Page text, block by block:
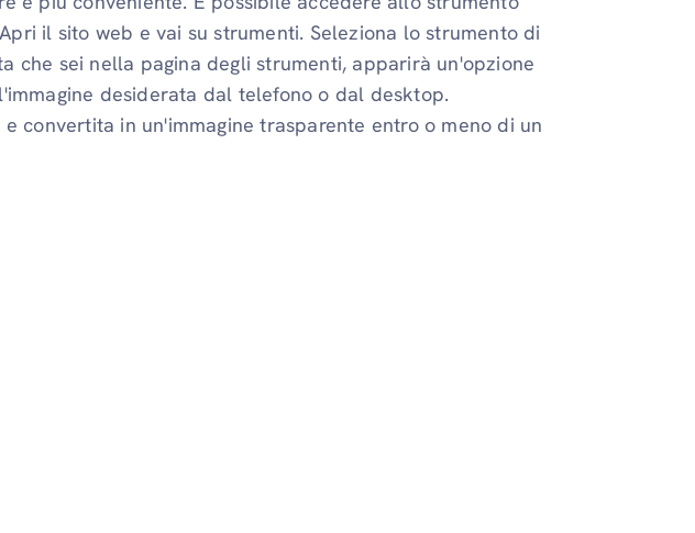
il sito web e vai su strumenti. Seleziona lo strumento di
che sei nella pagina degli strumenti, apparirà un'opzione
desiderata dal telefono o dal desktop.
convertita in un'immagine trasparente entro o meno di un